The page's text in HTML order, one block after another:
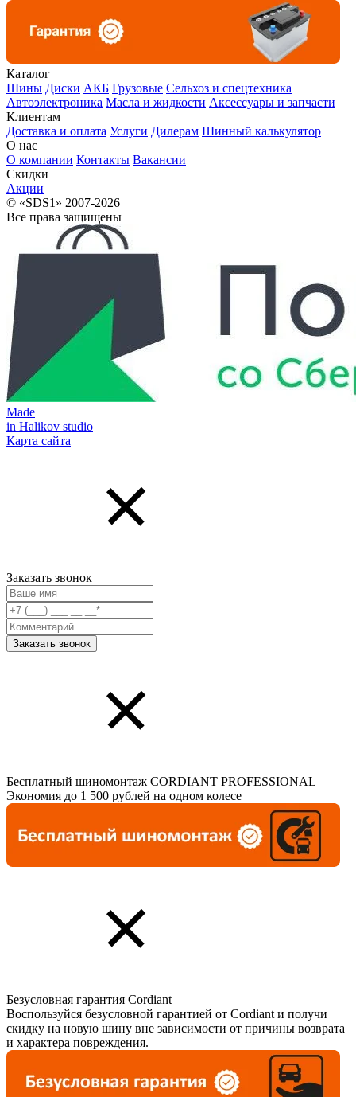
Каталог
Шины Диски АКБ Грузовые Сельхоз и спецтехника
Автоэлектроника Масла и жидкости Аксессуары и запчасти
Клиентам
Доставка и оплата Услуги Дилерам Шинный калькулятор
О нас
О компании Контакты Вакансии
Скидки
Акции
© «SDS1» 2007-2026
Все права защищены
Made
in Halikov studio
Карта сайта
Заказать звонок
Бесплатный шиномонтаж CORDIANT PROFESSIONAL
Экономия до 1 500 рублей на одном колесе
Безусловная гарантия Cordiant
Воспользуйся безусловной гарантией от Cordiant и получи
скидку на новую шину вне зависимости от причины возврата
и характера повреждения.